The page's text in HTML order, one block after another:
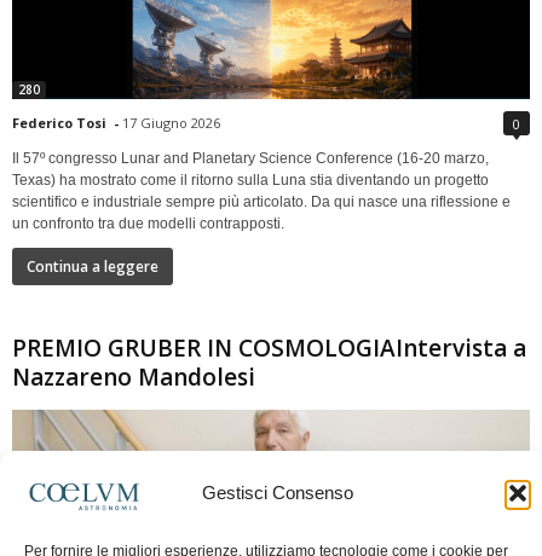
Gestisci Consenso
Per fornire le migliori esperienze, utilizziamo tecnologie come i cookie per
280
Federico Tosi - 17 Giugno 2026 0
Il 57º congresso Lunar and Planetary Science Conference (16-20 marzo,
Texas) ha mostrato come il ritorno sulla Luna stia diventando un progetto
scientifico e industriale sempre più articolato. Da qui nasce una riflessione e
un confronto tra due modelli contrapposti.
Continua a leggere
PREMIO GRUBER IN COSMOLOGIAIntervista a
Nazzareno Mandolesi